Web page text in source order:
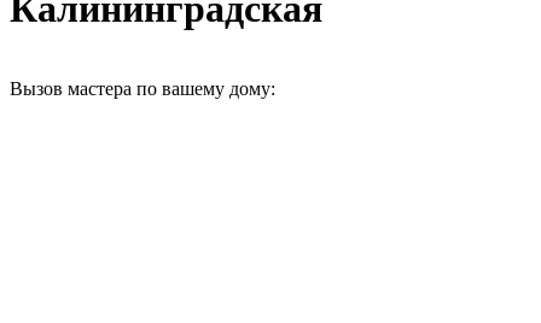
Вызов мастера по вашему дому: